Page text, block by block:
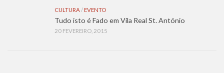
CULTURA/ EVENTO
Tudo isto é Fado em Vila Real St. António
20 FEVEREIRO, 2015